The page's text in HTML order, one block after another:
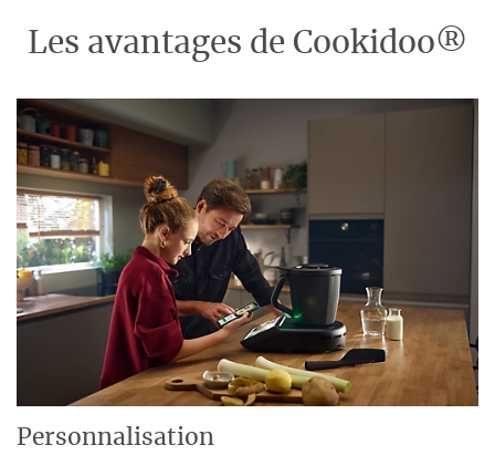
Les avantages de Cookidoo®
Personnalisation